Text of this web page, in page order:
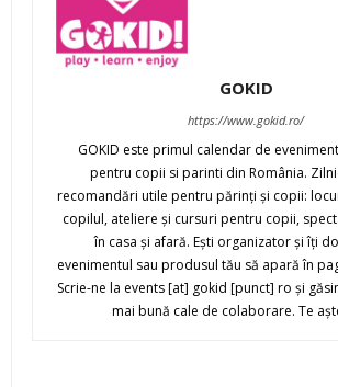
GOKID
https://www.gokid.ro/
GOKID este primul calendar de
pentru copii si parinti din România.
recomandări utile pentru părinţi şi copii:
copilul, ateliere şi cursuri pentru copii,
în casa şi afară. Eşti organizator şi îţi
evenimentul sau produsul tău să apară în
Scrie-ne la events [at] gokid [punct] ro şi
mai bună cale de colaborare. Te